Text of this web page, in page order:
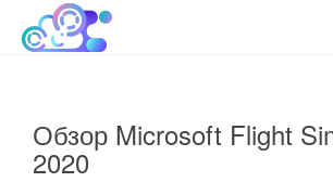
Облако технологий
cloudteh.ru
Обзор Microsoft Flight
2020